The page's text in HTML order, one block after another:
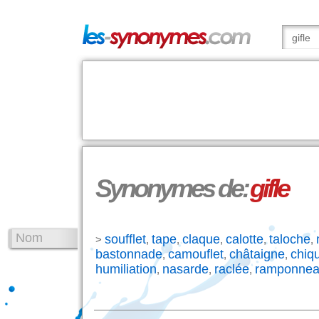
Synonymes de:gifle
Nom > soufflet, tape,claque, calotte,taloche,
bastonnade,camouflet, châtaigne,
humiliation, nasarde, raclée,